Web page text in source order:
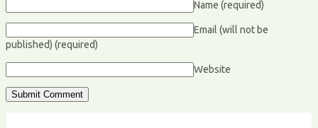
Name (required)
Email (will not be
published) (required)
Website